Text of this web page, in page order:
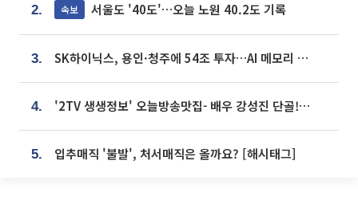
2. 속보 서울도 '40도'…오늘 노원 40.2도 기록
3. SK하이닉스, 용인·청주에 54조 투자…AI 메모리 생산기지 키운다
4. '2TV 생생정보' 오늘방송맛집- 배우 강성진 단골! 쌀국수ㆍ푸팟퐁 커리 맛집 '블○○○'
5. 입추매직 '불발', 처서매직은 올까요? [해시태그]